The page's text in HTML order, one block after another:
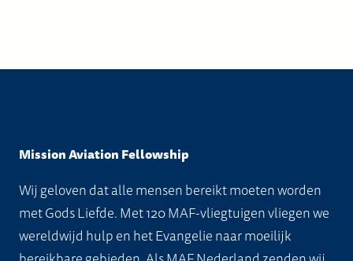
gekozen
op
de
productpagina
op
de
Mission Aviation Fellowship
Wij geloven dat alle mensen bereikt moeten worden
met Gods Liefde. Met 120 MAF-vliegtuigen vliegen we
wereldwijd hulp en het Evangelie naar moeilijk